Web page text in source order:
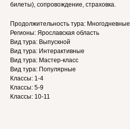
билеты), сопровождение, страховка.
Продолжительность тура: Многодневные
Регионы: Ярославская область
Вид тура: Выпускной
Вид тура: Интерактивные
Вид тура: Мастер-класс
Вид тура: Популярные
Классы: 1-4
Классы: 5-9
Классы: 10-11